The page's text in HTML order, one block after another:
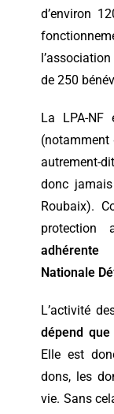
d’environ
de 250
La LPA-NF
(notamment
autrement-
donc
Roubaix).
protection
Nationale
L’activité
dépend
Elle est
dons, les
vie. Sans